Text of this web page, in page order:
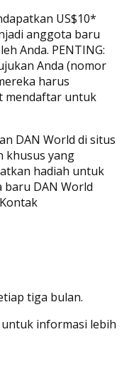
US$10*
anggota baru
Anda. PENTING:
Anda (nomor
harus
mendaftar untuk
DAN World di situs
khusus yang
hadiah untuk
baru DAN World
tiga bulan.
informasi lebih